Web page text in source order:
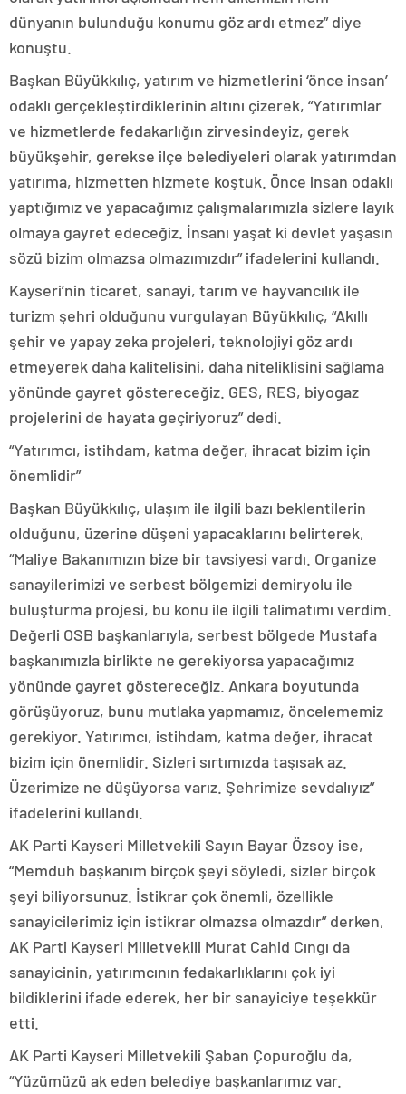
dünyanın bulunduğu konumu göz ardı etmez” diye
konuştu.
Başkan Büyükkılıç, yatırım ve hizmetlerini ‘önce insan’
odaklı gerçekleştirdiklerinin altını çizerek, “Yatırımlar
ve hizmetlerde fedakarlığın zirvesindeyiz, gerek
büyükşehir, gerekse ilçe belediyeleri olarak yatırımdan
yatırıma, hizmetten hizmete koştuk. Önce insan odaklı
yaptığımız ve yapacağımız çalışmalarımızla sizlere layık
olmaya gayret edeceğiz. İnsanı yaşat ki devlet yaşasın
sözü bizim olmazsa olmazımızdır” ifadelerini kullandı.
Kayseri’nin ticaret, sanayi, tarım ve hayvancılık ile
turizm şehri olduğunu vurgulayan Büyükkılıç, “Akıllı
şehir ve yapay zeka projeleri, teknolojiyi göz ardı
etmeyerek daha kalitelisini, daha niteliklisini sağlama
yönünde gayret göstereceğiz. GES, RES, biyogaz
projelerini de hayata geçiriyoruz” dedi.
“Yatırımcı, istihdam, katma değer, ihracat bizim için
önemlidir”
Başkan Büyükkılıç, ulaşım ile ilgili bazı beklentilerin
olduğunu, üzerine düşeni yapacaklarını belirterek,
“Maliye Bakanımızın bize bir tavsiyesi vardı. Organize
sanayilerimizi ve serbest bölgemizi demiryolu ile
buluşturma projesi, bu konu ile ilgili talimatımı verdim.
Değerli OSB başkanlarıyla, serbest bölgede Mustafa
başkanımızla birlikte ne gerekiyorsa yapacağımız
yönünde gayret göstereceğiz. Ankara boyutunda
görüşüyoruz, bunu mutlaka yapmamız, öncelememiz
gerekiyor. Yatırımcı, istihdam, katma değer, ihracat
bizim için önemlidir. Sizleri sırtımızda taşısak az.
Üzerimize ne düşüyorsa varız. Şehrimize sevdalıyız”
ifadelerini kullandı.
AK Parti Kayseri Milletvekili Sayın Bayar Özsoy ise,
“Memduh başkanım birçok şeyi söyledi, sizler birçok
şeyi biliyorsunuz. İstikrar çok önemli, özellikle
sanayicilerimiz için istikrar olmazsa olmazdır” derken,
AK Parti Kayseri Milletvekili Murat Cahid Cıngı da
sanayicinin, yatırımcının fedakarlıklarını çok iyi
bildiklerini ifade ederek, her bir sanayiciye teşekkür
etti.
AK Parti Kayseri Milletvekili Şaban Çopuroğlu da,
“Yüzümüzü ak eden belediye başkanlarımız var.